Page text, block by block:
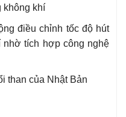
không khí
điều chỉnh tốc độ hút
tích hợp công nghệ
than của Nhật Bản